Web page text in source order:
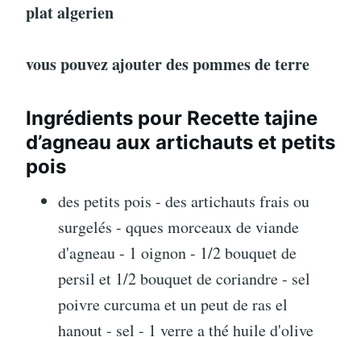
plat algerien
vous pouvez ajouter des pommes de terre
Ingrédients pour Recette tajine
d’agneau aux artichauts et petits
pois
des petits pois - des artichauts frais ou
surgelés - qques morceaux de viande
d'agneau - 1 oignon - 1/2 bouquet de
persil et 1/2 bouquet de coriandre - sel
poivre curcuma et un peut de ras el
hanout - sel - 1 verre a thé huile d'olive